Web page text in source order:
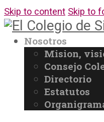
Skip to content Skip to
Nosotros
Mision,
Consejo
Directorio
Estatutos